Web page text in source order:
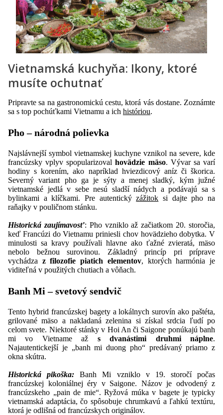
Vietnamská kuchyňa: Ikony, ktoré
musíte ochutnať
Pripravte sa na gastronomickú cestu, ktorá vás dostane. Zoznámte
sa s top pochúťkami Vietnamu a ich históriou.
Pho – národná polievka
Najslávnejší symbol vietnamskej kuchyne vznikol na severe, kde
francúzsky vplyv spopularizovalhovädzie mäso. Vývar sa varí
hodiny s korením, ako napríklad hviezdicový aníz či škorica.
Severný variant pho ga je sýty a menej sladký, kým južné
vietnamské jedlá v sebe nesú sladší nádych a podávajú sa s
bylinkami a klíčkami. Pre autentickýzážitok si dajte pho na
raňajky v pouličnom stánku.
Historická zaujímavosť: Pho vzniklo až začiatkom 20. storočia,
keď Francúzi do Vietnamu priniesli chov hovädzieho dobytka. V
minulosti sa kravy používali hlavne ako ťažné zvieratá, mäso
nebolo bežnou surovinou. Základný princíp pri príprave
vychádza z filozofie piatich elementov, ktorých harmónia je
viditeľná v použitých chutiach a vôňach.
Banh Mi – svetový sendvič
Tento hybrid francúzskej bagety a lokálnych surovín ako paštéta,
grilované mäso a nakladaná zelenina si získal srdcia ľudí po
celom svete. Niektoré stánky v Hoi An či Saigone ponúkajú banh
mi vo Vietname až s dvanástimi druhmi náplne.
Najautentickejší je „banh mi duong pho“ predávaný priamo z
okna skútra.
Historická pikoška: Banh Mi vzniklo v 19. storočí počas
francúzskej koloniálnej éry v Saigone. Názov je odvodený z
francúzskeho „pain de mie“. Ryžová múka v bagete je typicky
vietnamská adaptácia, čo spôsobuje chrumkavú a ľahkú textúru,
ktorá je odlišná od francúzskych originálov.